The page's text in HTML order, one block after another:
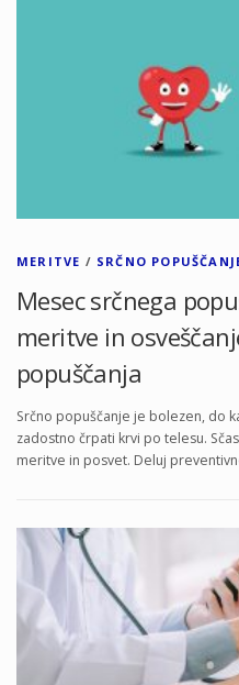
MERITVE / SRČNO
Mesec srčnega
meritve in
popuščanja
Srčno popuščanje je bolezen, do
zadostno črpati krvi po telesu.
meritve in posvet. Deluj